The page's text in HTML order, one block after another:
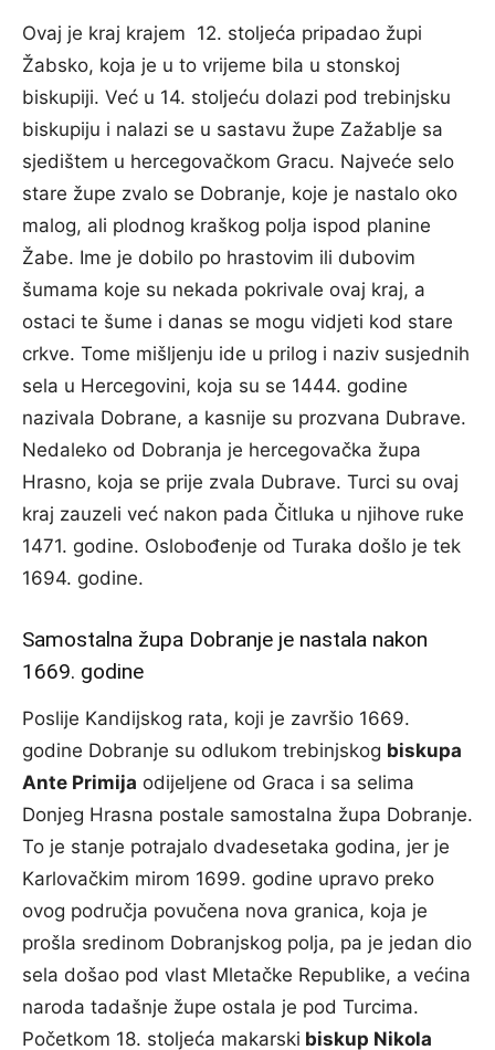
Ovaj je kraj krajem 12. stoljeća pripadao župi
Žabsko, koja je u to vrijeme bila u stonskoj
biskupiji. Već u 14. stoljeću dolazi pod trebinjsku
biskupiju i nalazi se u sastavu župe Zažablje sa
sjedištem u hercegovačkom Gracu. Najveće selo
stare župe zvalo se Dobranje, koje je nastalo oko
malog, ali plodnog kraškog polja ispod planine
Žabe. Ime je dobilo po hrastovim ili dubovim
šumama koje su nekada pokrivale ovaj kraj, a
ostaci te šume i danas se mogu vidjeti kod stare
crkve. Tome mišljenju ide u prilog i naziv susjednih
sela u Hercegovini, koja su se 1444. godine
nazivala Dobrane, a kasnije su prozvana Dubrave.
Nedaleko od Dobranja je hercegovačka župa
Hrasno, koja se prije zvala Dubrave. Turci su ovaj
kraj zauzeli već nakon pada Čitluka u njihove ruke
1471. godine. Oslobođenje od Turaka došlo je tek
1694. godine.
Samostalna župa Dobranje je nastala nakon
1669. godine
Poslije Kandijskog rata, koji je završio 1669.
godine Dobranje su odlukom trebinjskog biskupa
Ante Primija odijeljene od Graca i sa selima
Donjeg Hrasna postale samostalna župa Dobranje.
To je stanje potrajalo dvadesetaka godina, jer je
Karlovačkim mirom 1699. godine upravo preko
ovog područja povučena nova granica, koja je
prošla sredinom Dobranjskog polja, pa je jedan dio
sela došao pod vlast Mletačke Republike, a većina
naroda tadašnje župe ostala je pod Turcima.
Početkom 18. stoljeća makarski biskup Nikola